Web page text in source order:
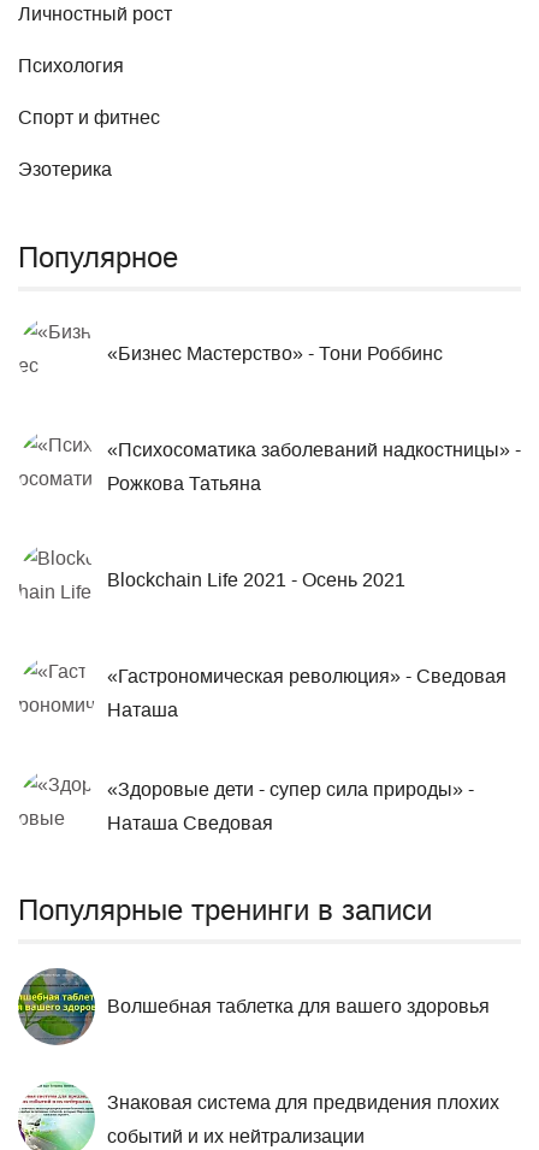
Личностный рост
Психология
Спорт и фитнес
Эзотерика
Популярное
«Бизнес Мастерство» - Тони Роббинс
«Психосоматика заболеваний надкостницы» -
Рожкова Татьяна
Blockchain Life 2021 - Осень 2021
«Гастрономическая революция» - Сведовая
Наташа
«Здоровые дети - супер сила природы» -
Наташа Сведовая
Популярные тренинги в записи
Волшебная таблетка для вашего здоровья
Знаковая система для предвидения плохих
событий и их нейтрализации